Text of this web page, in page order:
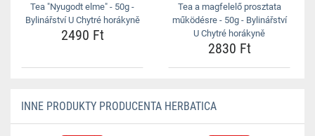
Tea "Nyugodt elme" - 50g -
Bylinářství U Chytré horákyně
2490 Ft
Tea a magfelelő prosztata
működésre - 50g - Bylinářství
U Chytré horákyně
2830 Ft
INNE PRODUKTY PRODUCENTA HERBATICA